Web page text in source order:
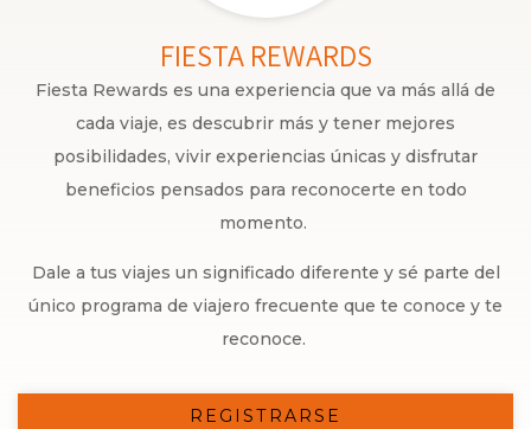
FIESTA REWARDS
Fiesta Rewards es una experiencia que va más allá de
cada viaje, es descubrir más y tener mejores
posibilidades, vivir experiencias únicas y disfrutar
beneficios pensados para reconocerte en todo
momento.
Dale a tus viajes un significado diferente y sé parte del
único programa de viajero frecuente que te conoce y te
reconoce.
REGISTRARSE